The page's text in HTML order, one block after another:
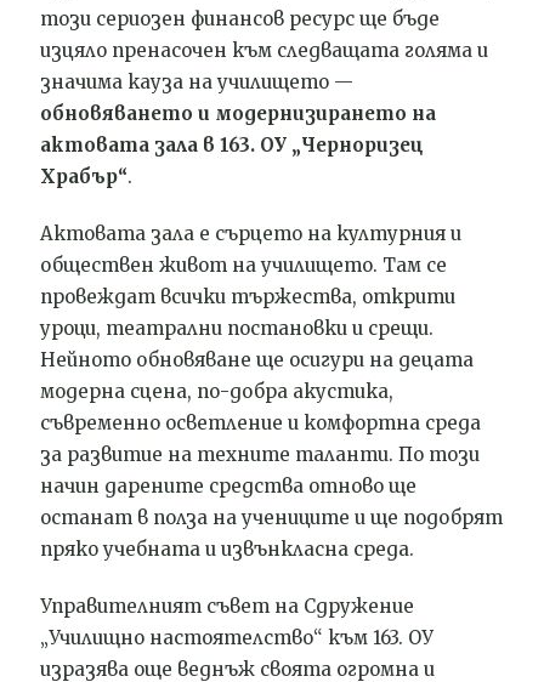
този сериозен финансов ресурс ще бъде
изцяло пренасочен към следващата голяма и
значима кауза на училището —
обновяването и модернизирането на
актовата зала в 163. ОУ „Черноризец
Храбър“.
Актовата зала е сърцето на културния и
обществен живот на училището. Там се
провеждат всички тържества, открити
уроци, театрални постановки и срещи.
Нейното обновяване ще осигури на децата
модерна сцена, по-добра акустика,
съвременно осветление и комфортна среда
за развитие на техните таланти. По този
начин дарените средства отново ще
останат в полза на учениците и ще подобрят
пряко учебната и извънкласна среда.
Управителният съвет на Сдружение
„Училищно настоятелство“ към 163. ОУ
изразява още веднъж своята огромна и